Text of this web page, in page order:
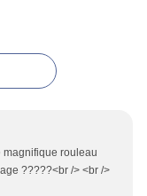
magnifique rouleau
?????<br /> <br />